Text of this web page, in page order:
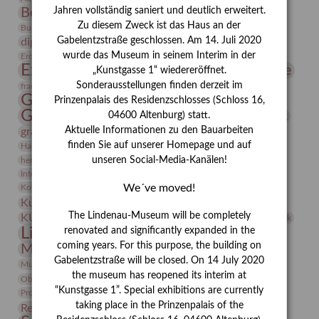
Bernhard August von Lindenau Bibliothek
Burg Posterstein Conrad Felixmüller Depot Der Blaue Reiter
digitallabor Entartete Kunst
Enteignung
Erdmann Julius Dietrich
Erlebnisportal estrusker Exlibris
Expressionismus Festrede Florenz Fotografie
frauen Frauen in der Antike und heute
Gerhard-Altenbourg-Preis
Gerhard Altenbourg
Gerhard Kurt Müller
grafische sammlung griechische Mythologie
Hanns-Conon von der Gabelentz Heinrich Kirchhoff Heldinnen
herman de vries Humboldt
Insekten
Integriertes Schädlingsmanagement
Kolosseum
Kooperationsausstellung Korkmodelle
Kunstmuseum
KUNSTWAND Kurs Künstler Künstlerin Lehmbruck
Lindenau-Museum Marstall Messeakademie
Museumsgeschichte Museumsnacht
Museumspädagogik Mäzen Napoleon Natur
Neue Remise
Objekt im Fokus
Paul Klee Peter Schnürpel Phelloplastik
Provenienz
Provenienzforschung
Restaurierung Restitution Rudi Lesser Ruth Wolf-Rehfeld
Jahren vollständig saniert und deutlich erweitert.
Zu diesem Zweck ist das Haus an der
Gabelentzstraße geschlossen. Am 14. Juli 2020
wurde das Museum in seinem Interim in der
„Kunstgasse 1“ wiedereröffnet.
Sonderausstellungen finden derzeit im
Prinzenpalais des Residenzschlosses (Schloss 16,
04600 Altenburg) statt.
Aktuelle Informationen zu den Bauarbeiten
finden Sie auf unserer Homepage und auf
unseren Social-Media-Kanälen!
We´ve moved!
The Lindenau-Museum will be completely
renovated and significantly expanded in the
coming years. For this purpose, the building on
Gabelentzstraße will be closed. On 14 July 2020
the museum has reopened its interim at
“Kunstgasse 1”. Special exhibitions are currently
taking place in the Prinzenpalais of the